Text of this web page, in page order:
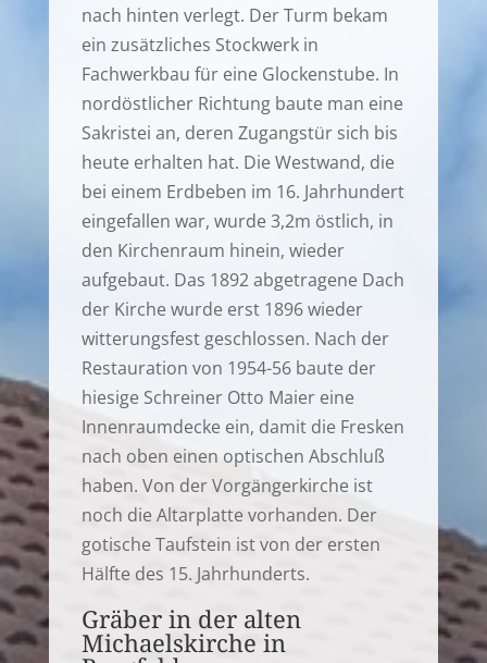
nach hinten verlegt. Der Turm bekam
ein zusätzliches Stockwerk in
Fachwerkbau für eine Glockenstube. In
nordöstlicher Richtung baute man eine
Sakristei an, deren Zugangstür sich bis
heute erhalten hat. Die Westwand, die
bei einem Erdbeben im 16. Jahrhundert
eingefallen war, wurde 3,2m östlich, in
den Kirchenraum hinein, wieder
aufgebaut. Das 1892 abgetragene Dach
der Kirche wurde erst 1896 wieder
witterungsfest geschlossen. Nach der
Restauration von 1954-56 baute der
hiesige Schreiner Otto Maier eine
Innenraumdecke ein, damit die Fresken
nach oben einen optischen Abschluß
haben. Von der Vorgängerkirche ist
noch die Altarplatte vorhanden. Der
gotische Taufstein ist von der ersten
Hälfte des 15. Jahrhunderts.
Gräber in der alten
Michaelskirche in